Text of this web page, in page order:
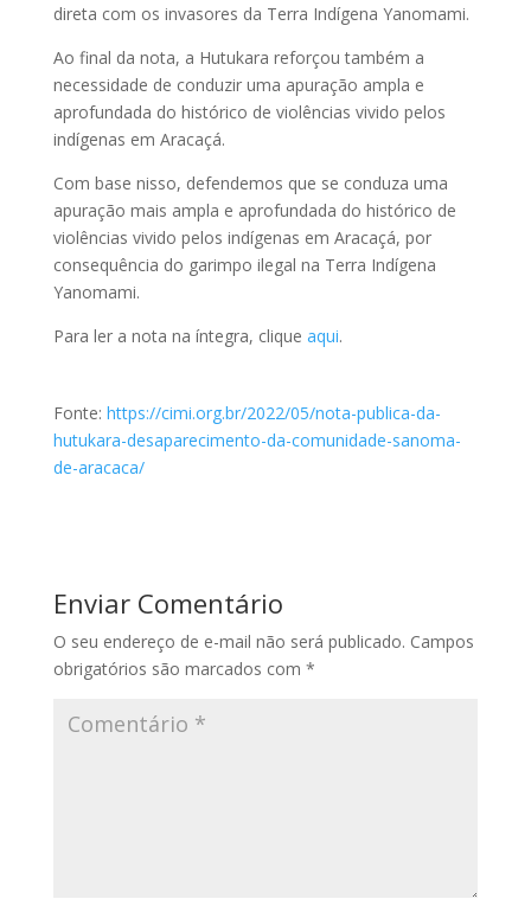
direta com os invasores da Terra Indígena Yanomami.
Ao final da nota, a Hutukara reforçou também a
necessidade de conduzir uma apuração ampla e
aprofundada do histórico de violências vivido pelos
indígenas em Aracaçá.
Com base nisso, defendemos que se conduza uma
apuração mais ampla e aprofundada do histórico de
violências vivido pelos indígenas em Aracaçá, por
consequência do garimpo ilegal na Terra Indígena
Yanomami.
Para ler a nota na íntegra, clique aqui.
Fonte: https://cimi.org.br/2022/05/nota-publica-da-
hutukara-desaparecimento-da-comunidade-sanoma-
de-aracaca/
Enviar Comentário
O seu endereço de e-mail não será publicado. Campos
obrigatórios são marcados com *